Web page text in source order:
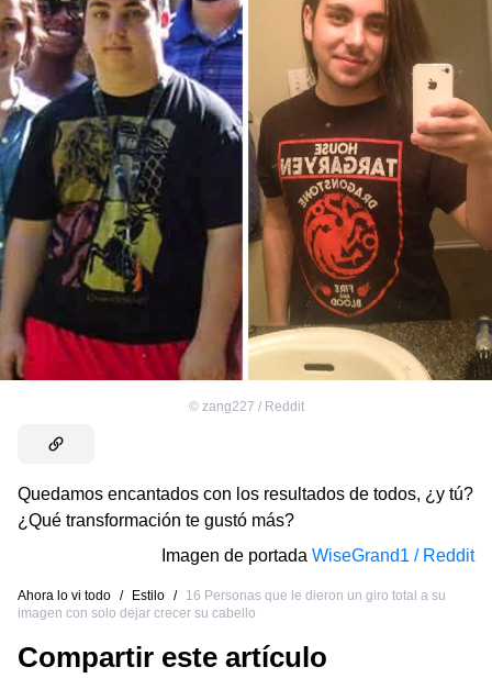
© zang227 / Reddit
Quedamos encantados con los resultados de todos, ¿y tú?
¿Qué transformación te gustó más?
Imagen de portada WiseGrand1 / Reddit
Ahora lo vi todo / Estilo /
16 Personas que le dieron un giro total a su
imagen con solo dejar crecer su cabello
Compartir este artículo